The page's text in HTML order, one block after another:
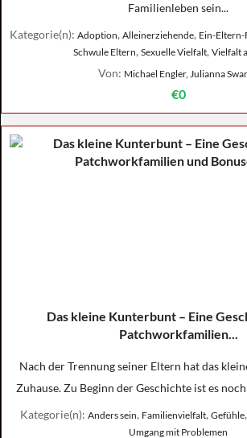
Familienleben sein...
Kategorie(n): Adoption, Alleinerziehende, Ein-Eltern-
Schwule Eltern, Sexuelle Vielfalt, Vielfalt
Von: Michael Engler, Julianna
€0
Das kleine Kunterbunt – Eine
Patchworkfamilien...
Nach der Trennung seiner Eltern hat das
Zuhause. Zu Beginn der Geschichte ist es
Kategorie(n): Anders sein, Familienvielfalt, Gefühle,
Umgang mit Problemen